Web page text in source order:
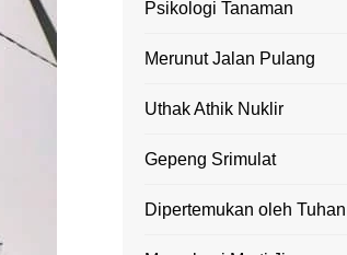
Psikologi Tanaman
Merunut Jalan Pulang
Uthak Athik Nuklir
Gepeng Srimulat
Dipertemukan oleh Tuhan